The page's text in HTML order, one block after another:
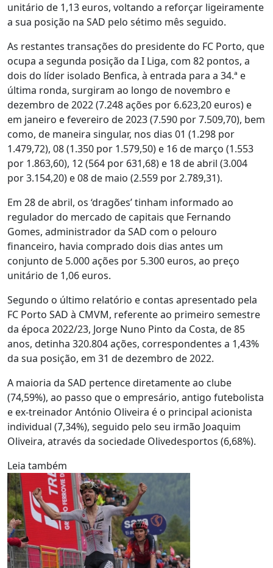
unitário de 1,13 euros, voltando a reforçar ligeiramente
a sua posição na SAD pelo sétimo mês seguido.
As restantes transações do presidente do FC Porto, que
ocupa a segunda posição da I Liga, com 82 pontos, a
dois do líder isolado Benfica, à entrada para a 34.ª e
última ronda, surgiram ao longo de novembro e
dezembro de 2022 (7.248 ações por 6.623,20 euros) e
em janeiro e fevereiro de 2023 (7.590 por 7.509,70), bem
como, de maneira singular, nos dias 01 (1.298 por
1.479,72), 08 (1.350 por 1.579,50) e 16 de março (1.553
por 1.863,60), 12 (564 por 631,68) e 18 de abril (3.004
por 3.154,20) e 08 de maio (2.559 por 2.789,31).
Em 28 de abril, os ‘dragões’ tinham informado ao
regulador do mercado de capitais que Fernando
Gomes, administrador da SAD com o pelouro
financeiro, havia comprado dois dias antes um
conjunto de 5.000 ações por 5.300 euros, ao preço
unitário de 1,06 euros.
Segundo o último relatório e contas apresentado pela
FC Porto SAD à CMVM, referente ao primeiro semestre
da época 2022/23, Jorge Nuno Pinto da Costa, de 85
anos, detinha 320.804 ações, correspondentes a 1,43%
da sua posição, em 31 de dezembro de 2022.
A maioria da SAD pertence diretamente ao clube
(74,59%), ao passo que o empresário, antigo futebolista
e ex-treinador António Oliveira é o principal acionista
individual (7,34%), seguido pelo seu irmão Joaquim
Oliveira, através da sociedade Olivedesportos (6,68%).
Leia também